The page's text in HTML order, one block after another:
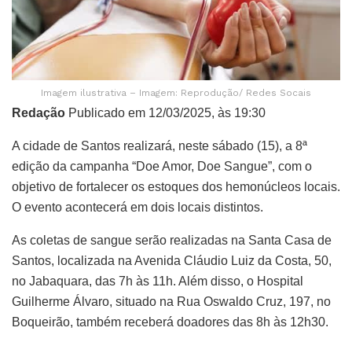
Imagem ilustrativa – Imagem: Reprodução/ Redes Socais
Redação Publicado em 12/03/2025, às 19:30
A cidade de Santos realizará, neste sábado (15), a 8ª
edição da campanha “Doe Amor, Doe Sangue”, com o
objetivo de fortalecer os estoques dos hemonúcleos locais.
O evento acontecerá em dois locais distintos.
As coletas de sangue serão realizadas na Santa Casa de
Santos, localizada na Avenida Cláudio Luiz da Costa, 50,
no Jabaquara, das 7h às 11h. Além disso, o Hospital
Guilherme Álvaro, situado na Rua Oswaldo Cruz, 197, no
Boqueirão, também receberá doadores das 8h às 12h30.